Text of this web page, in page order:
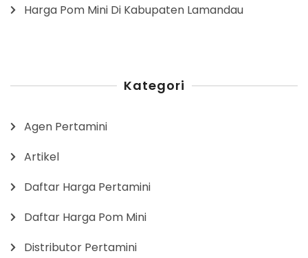
Harga Pom Mini Di Kabupaten Lamandau
Kategori
Agen Pertamini
Artikel
Daftar Harga Pertamini
Daftar Harga Pom Mini
Distributor Pertamini